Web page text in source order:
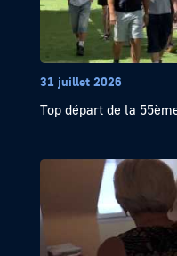
31 juillet 2026
Top départ de la